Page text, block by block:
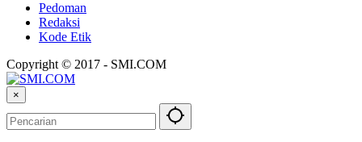
Pedoman
Redaksi
Kode Etik
Copyright © 2017 - SMI.COM
×